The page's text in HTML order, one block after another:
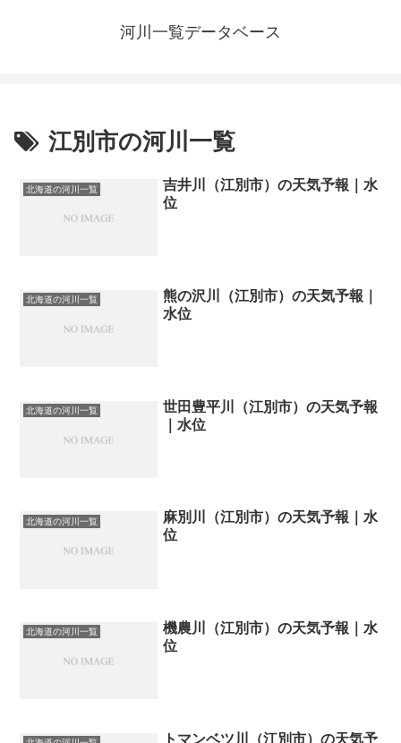
河川一覧データベース
江別市の河川一覧
北海道の河川一覧
吉井川（江別市）の天気予報｜水
位
北海道の河川一覧
熊の沢川（江別市）の天気予報｜
水位
北海道の河川一覧
世田豊平川（江別市）の天気予報
｜水位
北海道の河川一覧
麻別川（江別市）の天気予報｜水
位
北海道の河川一覧
機農川（江別市）の天気予報｜水
位
トマンベツ川（江別市）の天気予